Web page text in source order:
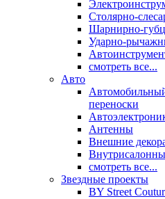
Столярно-
Шарнирно-
Ударно-
смотреть все...
Авто
переноски
Антенны
Внешние
смотреть все...
Звездные проекты
BY Street